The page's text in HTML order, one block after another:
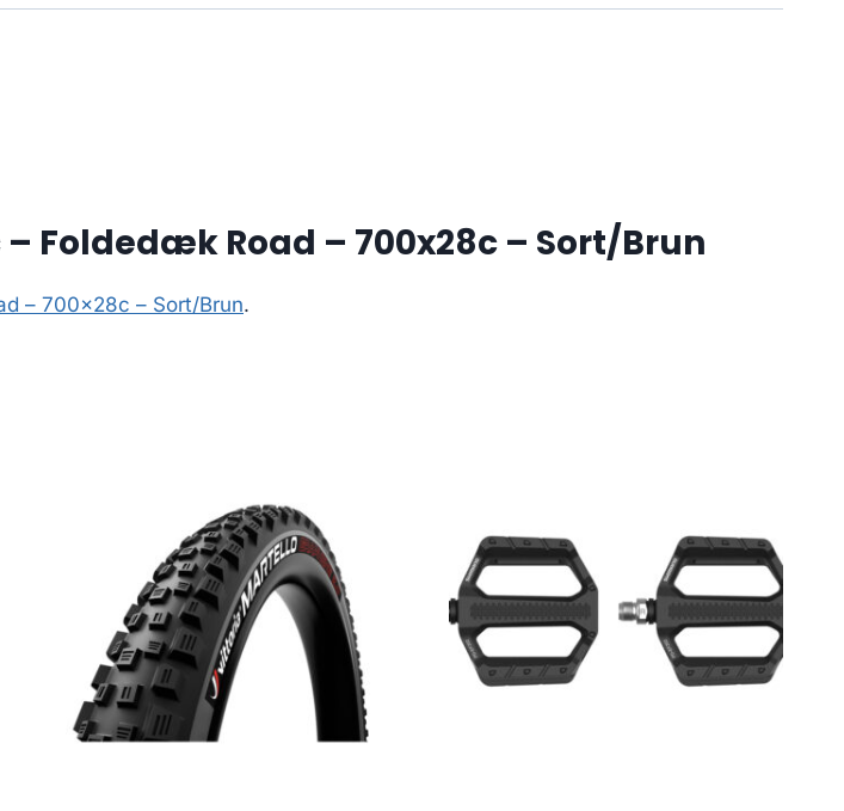
Foldedæk Road – 700x28c – Sort/Brun
– 700x28c – Sort/Brun.